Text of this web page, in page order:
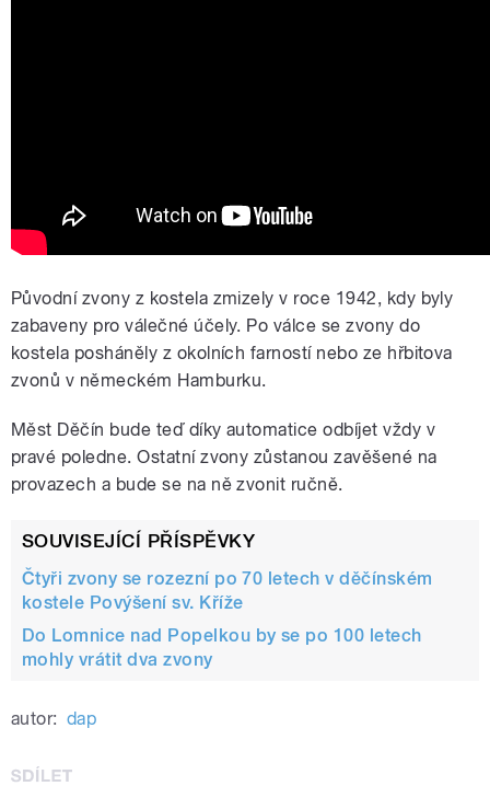
Původní zvony z kostela zmizely v roce 1942, kdy byly
zabaveny pro válečné účely. Po válce se zvony do
kostela posháněly z okolních farností nebo ze hřbitova
zvonů v německém Hamburku.
Měst Děčín bude teď díky automatice odbíjet vždy v
pravé poledne. Ostatní zvony zůstanou zavěšené na
provazech a bude se na ně zvonit ručně.
SOUVISEJÍCÍ PŘÍSPĚVKY
Čtyři zvony se rozezní po 70 letech v děčínském
kostele Povýšení sv. Kříže
Do Lomnice nad Popelkou by se po 100 letech
mohly vrátit dva zvony
autor: dap